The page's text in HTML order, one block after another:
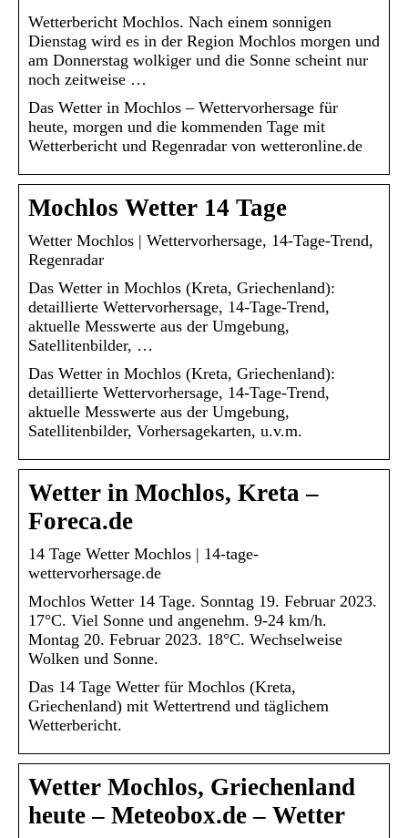
Wetterbericht Mochlos. Nach einem sonnigen
Dienstag wird es in der Region Mochlos morgen und
am Donnerstag wolkiger und die Sonne scheint nur
noch zeitweise …
Das Wetter in Mochlos – Wettervorhersage für
heute, morgen und die kommenden Tage mit
Wetterbericht und Regenradar von wetteronline.de
Mochlos Wetter 14 Tage
Wetter Mochlos | Wettervorhersage, 14-Tage-Trend,
Regenradar
Das Wetter in Mochlos (Kreta, Griechenland):
detaillierte Wettervorhersage, 14-Tage-Trend,
aktuelle Messwerte aus der Umgebung,
Satellitenbilder, …
Das Wetter in Mochlos (Kreta, Griechenland):
detaillierte Wettervorhersage, 14-Tage-Trend,
aktuelle Messwerte aus der Umgebung,
Satellitenbilder, Vorhersagekarten, u.v.m.
Wetter in Mochlos, Kreta –
Foreca.de
14 Tage Wetter Mochlos | 14-tage-
wettervorhersage.de
Mochlos Wetter 14 Tage. Sonntag 19. Februar 2023.
17°C. Viel Sonne und angenehm. 9-24 km/h.
Montag 20. Februar 2023. 18°C. Wechselweise
Wolken und Sonne.
Das 14 Tage Wetter für Mochlos (Kreta,
Griechenland) mit Wettertrend und täglichem
Wetterbericht.
Wetter Mochlos, Griechenland
heute – Meteobox.de – Wetter